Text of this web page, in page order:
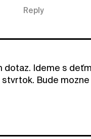
Reply
dotaz. Ideme s
stvrtok. Bude